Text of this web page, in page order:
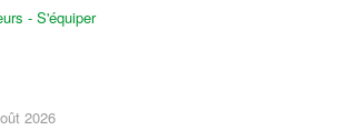
- S'équiper
2026